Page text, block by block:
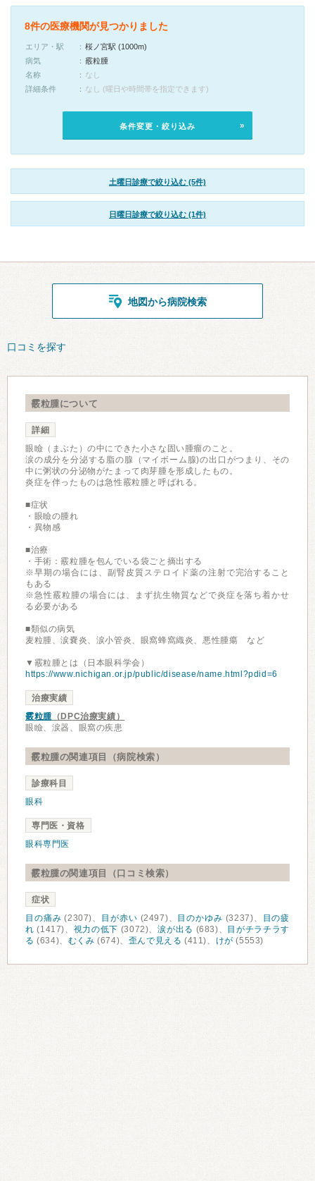
8件の医療機関が見つかりました
エリア・駅
桜ノ宮駅 (1000m)
病気
霰粒腫
名称
なし
詳細条件
なし (曜日や時間帯を指定できます)
条件変更・絞り込み
土曜日診療で絞り込む (5件)
日曜日診療で絞り込む (1件)
地図から病院検索
口コミを探す
霰粒腫について
詳細
眼瞼（まぶた）の中にできた小さな固い腫瘤のこと。
涙の成分を分泌する脂の腺（マイボーム腺)の出口がつまり、その
中に粥状の分泌物がたまって肉芽腫を形成したもの。
炎症を伴ったものは急性霰粒腫と呼ばれる。
■症状
・眼瞼の腫れ
・異物感
■治療
・手術：霰粒腫を包んでいる袋ごと摘出する
※早期の場合には、副腎皮質ステロイド薬の注射で完治すること
もある
※急性霰粒腫の場合には、まず抗生物質などで炎症を落ち着かせ
る必要がある
■類似の病気
麦粒腫、涙嚢炎、涙小管炎、眼窩蜂窩織炎、悪性腫瘍 など
▼霰粒腫とは（日本眼科学会）
https://www.nichigan.or.jp/public/disease/name.html?pdid=6
治療実績
霰粒腫（DPC治療実績）
眼瞼、涙器、眼窩の疾患
霰粒腫の関連項目（病院検索）
診療科目
眼科
専門医・資格
眼科専門医
霰粒腫の関連項目（口コミ検索）
症状
目の痛み (2307)、 目が赤い (2497)、 目のかゆみ (3237)、
目の疲
れ (1417)、 視力の低下 (3072)、涙が出る (683)、
目がチラチラす
る (634)、 むくみ (674)、 歪んで見える (411)、 けが (5553)